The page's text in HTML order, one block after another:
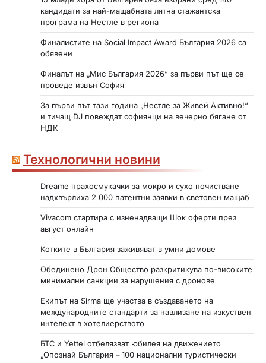
кандидати за най-мащабната лятна стажантска
програма на Нестле в региона
Финалистите на Social Impact Award България 2026 са
обявени
Финалът на „Мис България 2026“ за първи път ще се
проведе извън София
За първи път тази година „Нестле за Живей Активно!“
и тичащ DJ повеждат софиянци на вечерно бягане от
НДК
Технологични новини
Dreame прахосмукачки за мокро и сухо почистване
надхвърлиха 2 000 патентни заявки в световен мащаб
Vivacom стартира с изненадващи Шок оферти през
август онлайн
Котките в България заживяват в умни домове
Обединено Дрон Общество разкритикува по-високите
минимални санкции за нарушения с дронове
Екипът на Sirma ще участва в създаването на
международните стандарти за навлизане на изкуствен
интелект в хотелиерството
БТС и Yettel отбелязват юбилея на движението
„Опознай България – 100 национални туристически